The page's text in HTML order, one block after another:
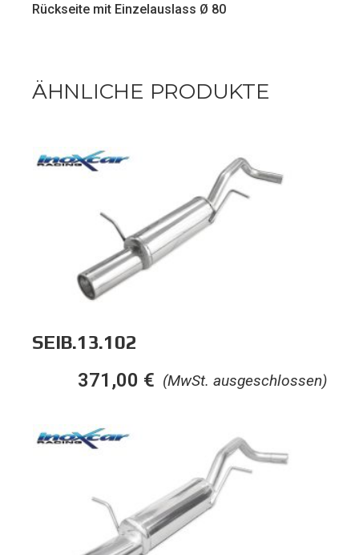
Rückseite mit Einzelauslass Ø 80
ÄHNLICHE PRODUKTE
SEIB.13.102
(MwSt. ausgeschlossen)
371,00 €